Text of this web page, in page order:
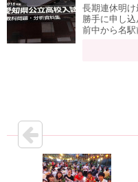
長期連休明
勝手に申し
前中から名